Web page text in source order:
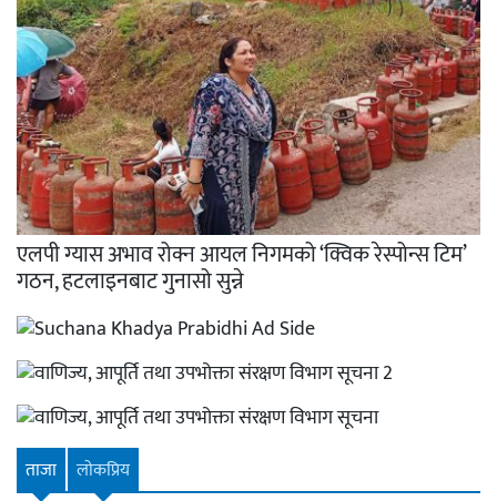
एलपी ग्यास अभाव रोक्न आयल निगमको ‘क्विक रेस्पोन्स टिम’
गठन, हटलाइनबाट गुनासो सुन्ने
ताजा लाेकप्रिय